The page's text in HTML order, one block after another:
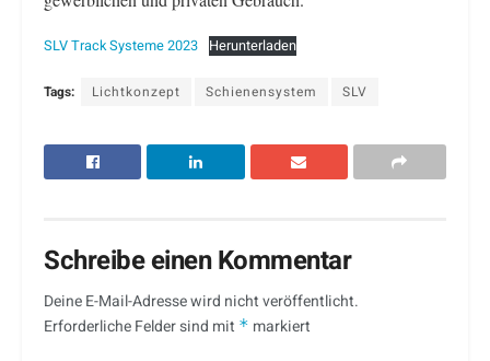
SLV Track Systeme 2023 Herunterladen
Tags: Lichtkonzept Schienensystem SLV
Schreibe einen Kommentar
Deine E-Mail-Adresse wird nicht veröffentlicht.
Erforderliche Felder sind mit * markiert